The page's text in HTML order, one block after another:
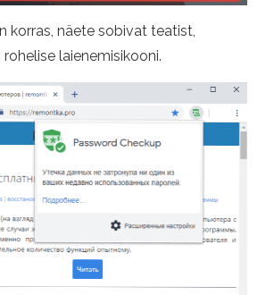
korras, näete sobivat teatist,
laienemisikooni.